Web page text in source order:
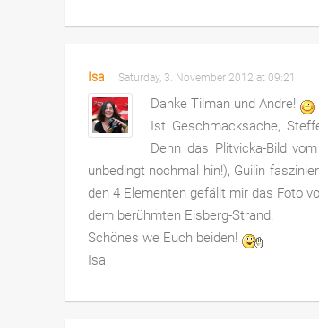
Isa Saturday, 3. November 2012 at 09:21
Danke Tilman und Andre!
Ist Geschmacksache,
Denn das Plitvicka-Bild
unbedingt nochmal hin!), Guilin
den 4 Elementen gefällt mir das Foto
dem berühmten Eisberg-Strand.
Schönes we Euch beiden!
Isa